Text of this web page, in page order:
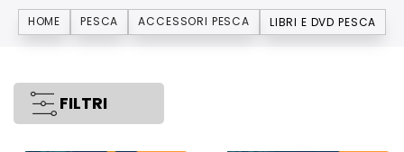
HOME PESCA ACCESSORI PESCA LIBRI E DVD PESCA
FILTRI